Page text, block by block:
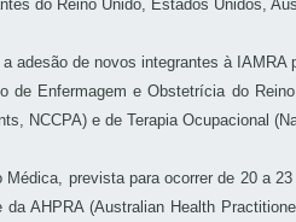
do Reino Unido, Estados Unidos,
de novos integrantes à
Enfermagem e Obstetrícia do
NCCPA) e de Terapia Ocupacional
prevista para ocorrer de 20 a
AHPRA (Australian Health